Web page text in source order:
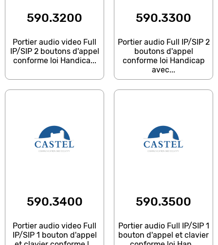
590.3200
Portier audio video Full
IP/SIP 2 boutons d'appel
conforme loi Handica...
590.3300
Portier audio Full IP/SIP 2
boutons d'appel
conforme loi Handicap
avec...
590.3400
Portier audio video Full
IP/SIP 1 bouton d'appel
590.3500
Portier audio Full IP/SIP 1
bouton d'appel et clavier